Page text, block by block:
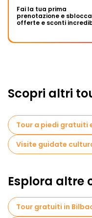
Fai la tua prima
prenotazione e sblocca
offerte e sconti
Scopri altri
Tour a piedi gratuiti
Visite guidate
Esplora altre
Tour gratuiti in